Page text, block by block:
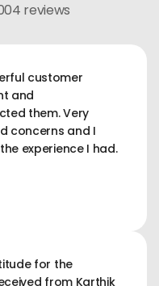
reviews
customer
and
them. Very
concerns and I
experience I had.
for the
from Karthik